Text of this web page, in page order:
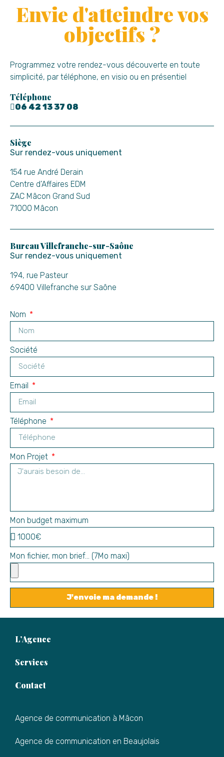
Envie d'atteindre vos
objectifs ?
Programmez votre rendez-vous découverte en toute
simplicité, par téléphone, en visio ou en présentiel
Téléphone
06 42 13 37 08
Siège
Sur rendez-vous uniquement
154 rue André Derain
Centre d’Affaires EDM
ZAC Mâcon Grand Sud
71000 Mâcon
Bureau Villefranche-sur-Saône
Sur rendez-vous uniquement
194, rue Pasteur
69400 Villefranche sur Saône
Nom
Société
Email
Téléphone
Mon Projet
Mon budget maximum
Mon fichier, mon brief... (7Mo maxi)
J'envoie ma demande !
L’Agence
Services
Contact
Agence de communication à Mâcon
Agence de communication en Beaujolais